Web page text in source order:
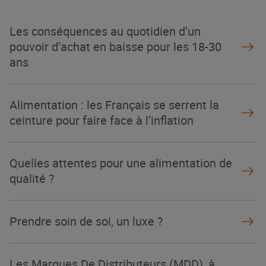
NOTRE MODÈLE
Les conséquences au quotidien d’un
pouvoir d’achat en baisse pour les 18-30
ans
Alimentation : les Français se serrent la
ceinture pour faire face à l’inflation
Quelles attentes pour une alimentation de
qualité ?
Prendre soin de soi, un luxe ?